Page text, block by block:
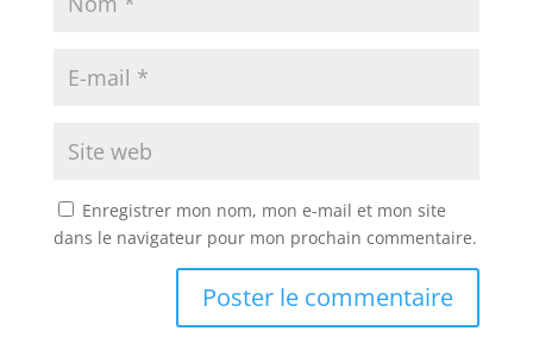
Enregistrer mon nom, mon e-mail et mon site
dans le navigateur pour mon prochain commentaire.